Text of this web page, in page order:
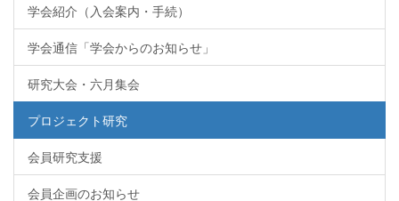
学会紹介（入会案内・手続）
学会通信「学会からのお知らせ」
研究大会・六月集会
プロジェクト研究
会員研究支援
会員企画のお知らせ